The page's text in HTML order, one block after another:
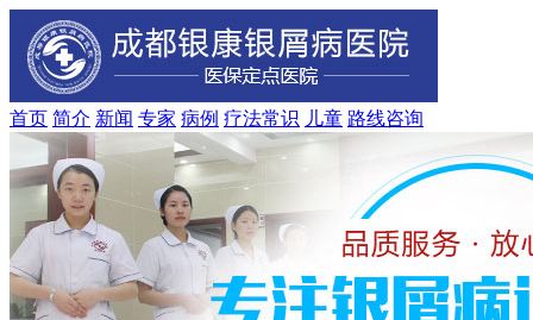
首页 简介 新闻 专家 病例 疗法常识 儿童 路线咨询